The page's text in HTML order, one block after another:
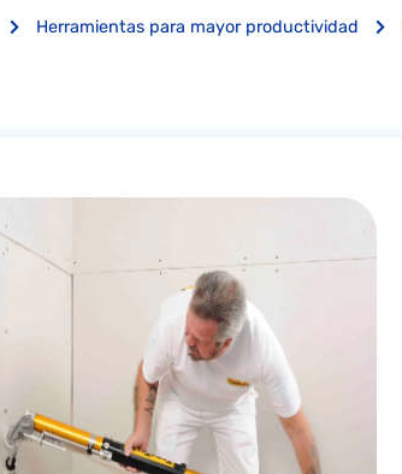
Herramientas para mayor productividad